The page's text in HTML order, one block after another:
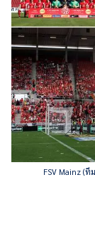
FSV Mainz (